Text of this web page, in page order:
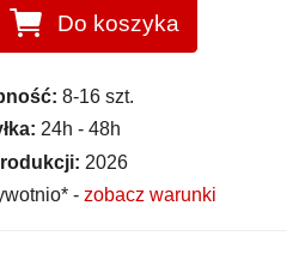
Do koszyka
8-16 szt.
24h - 48h
2026
- zobacz warunki